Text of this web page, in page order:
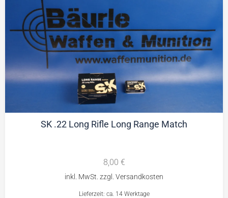
SK .22 Long Rifle Long Range Match
8,00 €
Lieferzeit: ca. 14 Werktage